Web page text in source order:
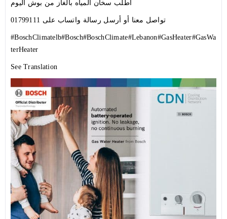
اطلب سخان المياه بالغاز من بوش اليوم
تواصل معنا أو أرسل رسالة واتساب على 01799111
#BoschClimatelb#Bosch#BoschClimate#Lebanon#GasHeater#GasWa
terHeater
See Translation